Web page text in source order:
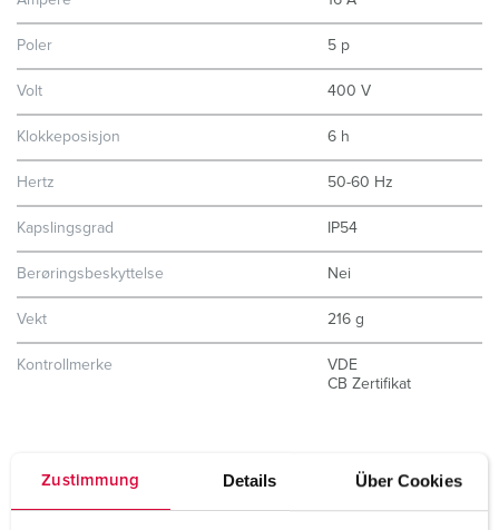
Zustimmung Details Über Cookies
Poler 5 p
Volt 400 V
Klokkeposisjon 6 h
Hertz 50-60 Hz
Kapslingsgrad IP54
Berøringsbeskyttelse Nei
Vekt 216 g
Kontrollmerke
VDE
CB Zertifikat